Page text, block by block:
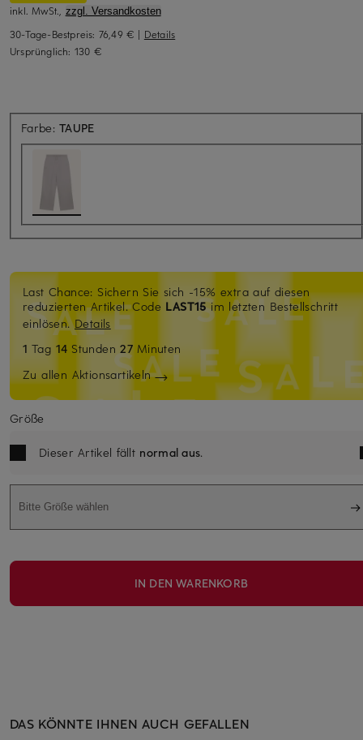
inkl. MwSt., zzgl. Versandkosten
30-Tage-Bestpreis: 76,49 € | Details
Ursprünglich: 130 €
Farbe:TAUPE
Last Chance: Sichern Sie sich -15% extra auf diesen
reduzierten Artikel. Code LAST15im letzten Bestellschritt
einlösen.Details
1 Tag 14 Stunden27 Minuten
Zu allen Aktionsartikeln
Größe
Dieser Artikel fällt normal aus.
Bitte Größe wählen
IN DEN WARENKORB
DAS KÖNNTE IHNEN AUCH GEFALLEN